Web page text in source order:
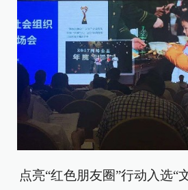
点亮“红色朋友圈”行动入选“